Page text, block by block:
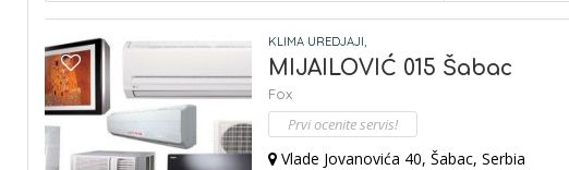
KLIMA UREDJAJI,
MIJAILOVIĆ 015 Šabac
Fox
Prvi ocenite servis!
Vlade Jovanovića 40, Šabac, Serbia